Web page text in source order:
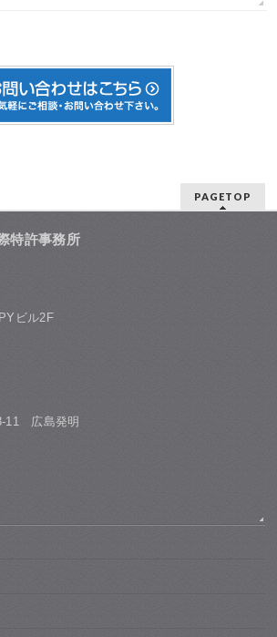
PAGETOP
特許事務所
ビル2F
11 広島発明